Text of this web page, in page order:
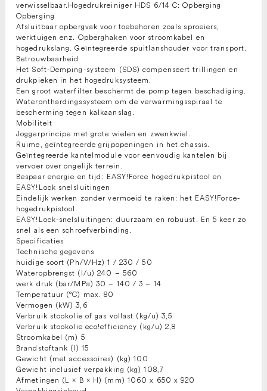
verwisselbaar.Hogedrukreiniger HDS 6/14 C: Opberging
Opberging
Afsluitbaar opbergvak voor toebehoren zoals sproeiers,
werktuigen enz. Opberghaken voor stroomkabel en
hogedrukslang. Geïntegreerde spuitlanshouder voor transport.
Betrouwbaarheid
Het Soft-Demping-systeem (SDS) compenseert trillingen en
drukpieken in het hogedruksysteem.
Een groot waterfilter beschermt de pomp tegen beschadiging.
Wateronthardingssysteem om de verwarmingsspiraal te
bescherming tegen kalkaanslag.
Mobiliteit
Joggerprincipe met grote wielen en zwenkwiel.
Ruime, geïntegreerde grijpopeningen in het chassis.
Geïntegreerde kantelmodule voor eenvoudig kantelen bij
vervoer over ongelijk terrein.
Bespaar energie en tijd: EASY!Force hogedrukpistool en
EASY!Lock snelsluitingen
Eindelijk werken zonder vermoeid te raken: het EASY!Force-
hogedrukpistool.
EASY!Lock-snelsluitingen: duurzaam en robuust. En 5 keer zo
snel als een schroefverbinding.
Specificaties
Technische gegevens
huidige soort (Ph/V/Hz) 1 / 230 / 50
Wateropbrengst (l/u) 240 – 560
werk druk (bar/MPa) 30 – 140 / 3 – 14
Temperatuur (°C) max. 80
Vermogen (kW) 3,6
Verbruik stookolie of gas vollast (kg/u) 3,5
Verbruik stookolie eco!efficiency (kg/u) 2,8
Stroomkabel (m) 5
Brandstoftank (l) 15
Gewicht (met accessoires) (kg) 100
Gewicht inclusief verpakking (kg) 108,7
Afmetingen (L × B × H) (mm) 1060 x 650 x 920